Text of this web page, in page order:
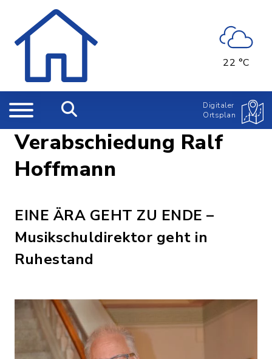
22 °C
Digitaler
Ortsplan
Verabschiedung Ralf
Hoffmann
EINE ÄRA GEHT ZU ENDE –
Musikschuldirektor geht in
Ruhestand